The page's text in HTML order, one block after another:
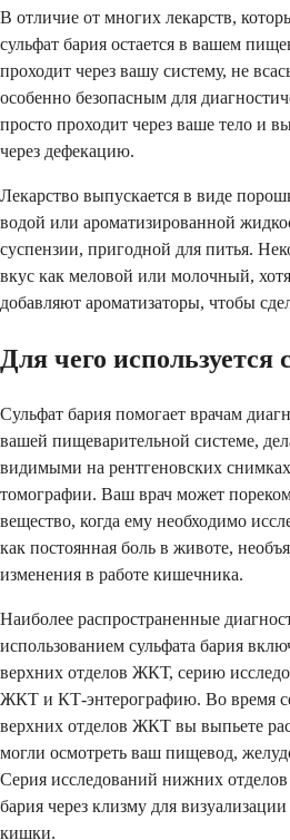
В отличие от многих лекарств,
сульфат бария остается в вашем
проходит через вашу систему, не
особенно безопасным для
просто проходит через ваше тело и
через дефекацию.
Лекарство выпускается в виде
водой или ароматизированной
суспензии, пригодной для питья.
вкус как меловой или молочный,
добавляют ароматизаторы, чтобы
Для чего используется
Сульфат бария помогает врачам
вашей пищеварительной системе,
видимыми на рентгеновских
томографии. Ваш врач может
вещество, когда ему необходимо
как постоянная боль в животе,
изменения в работе кишечника.
Наиболее распространенные
использованием сульфата бария
верхних отделов ЖКТ, серию
ЖКТ и КТ-энтерографию. Во время
верхних отделов ЖКТ вы выпьете
могли осмотреть ваш пищевод,
Серия исследований нижних
бария через клизму для
кишки.